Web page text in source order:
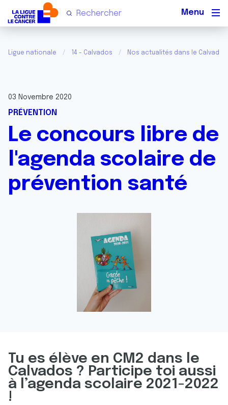
Ligue nationale 14 - Calvados Nos actualités dans le Calvados
03 Novembre 2020
PRÉVENTION
Le concours libre de
l'agenda scolaire de
prévention santé
Tu es élève en CM2 dans le
Calvados ? Participe toi aussi
à l’agenda scolaire 2021-2022
!